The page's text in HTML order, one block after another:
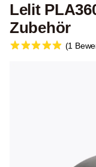
Lelit
Zubehör
(1